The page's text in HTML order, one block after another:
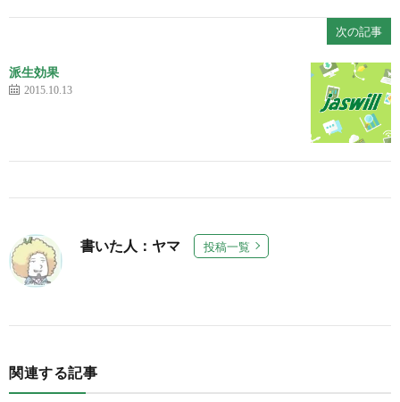
次の記事
派生効果
2015.10.13
書いた人：ヤマ 投稿一覧
関連する記事